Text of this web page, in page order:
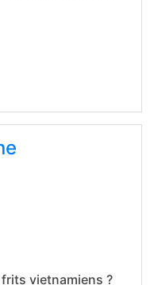
vietnamiens ?